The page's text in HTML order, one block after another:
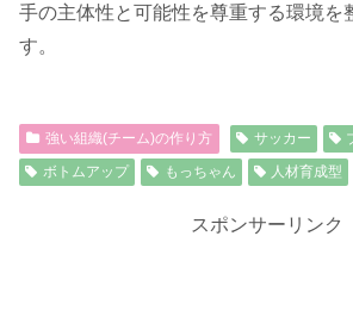
手の主体性と可能性を尊重する環境を
す。
強い組織(チーム)の作り方 サッカー
ボトムアップ
もっちゃん 人材育成型
スポンサーリンク